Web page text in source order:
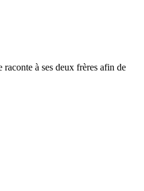
à ses deux frères afin de